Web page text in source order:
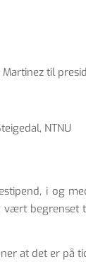
til
NTNU
i og
at det er på